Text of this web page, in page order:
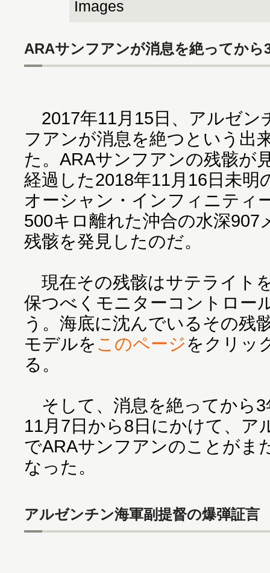
Images
ARAサンフアンが消息を絶ってから
2017年11月15日、アルゼン
フアンが消息を絶つという出
た。ARAサンフアンの残骸が
経過した2018年11月16日未明
オーシャン・インフィニティ
500キロ離れた沖合の水深907
残骸を発見したのだ。
現在その残骸はサテライト
保つべくモニターコントロー
う。海底に沈んでいるその残
モデルを このページをクリッ
る。
そして、消息を絶ってから3
11月7日から8日にかけて、ア
でARAサンフアンのことがま
なった。
アルゼンチン海軍副提督の爆弾証言